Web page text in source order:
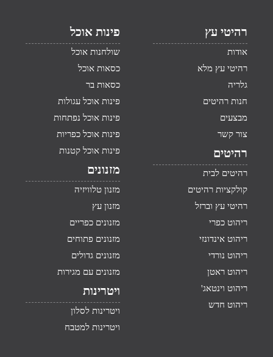
רהיטי עץ
אודות
רהיטי עץ מלא
גלריה
חנות רהיטים
מבצעים
צור קשר
רהיטים
רהיטים לבית
קולקציות רהיטים
רהיטי עץ וברזל
ריהוט כפרי
ריהוט אינדונזי
ריהוט נורדי
ריהוט ראטן
ריהוט וינטאג'
ריהוט חדש
פינות אוכל
שולחנות אוכל
כסאות אוכל
כסאות בר
פינות אוכל עגולות
פינות אוכל נפתחות
פינות אוכל כפריות
פינות אוכל קטנות
מזנונים
מזנון טלוויזיה
מזנון עץ
מזנונים כפריים
מזנונים פתוחים
מזנונים גדולים
מזנונים עם מגירות
ויטרינות
ויטרינות לסלון
ויטרינות למטבח